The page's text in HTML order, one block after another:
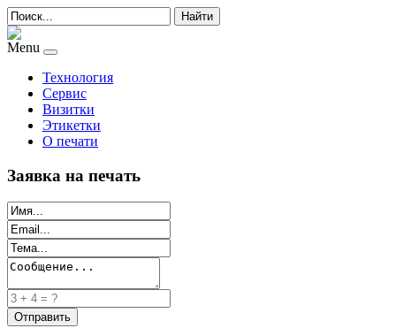
Найти
Menu
Технология
Сервис
Визитки
Этикетки
О печати
Заявка на печать